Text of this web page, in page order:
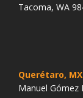
Tacoma, WA
Querétaro, MX
Manuel Gómez